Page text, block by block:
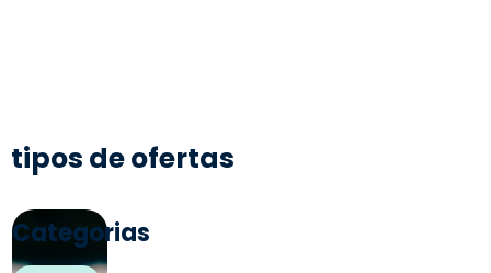
tipos de ofertas
Categorias